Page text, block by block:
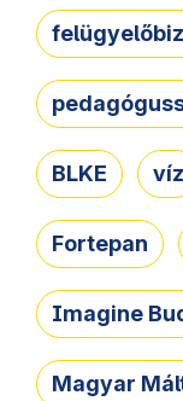
BLKE víz
Fortepan
Imagine
Magyar